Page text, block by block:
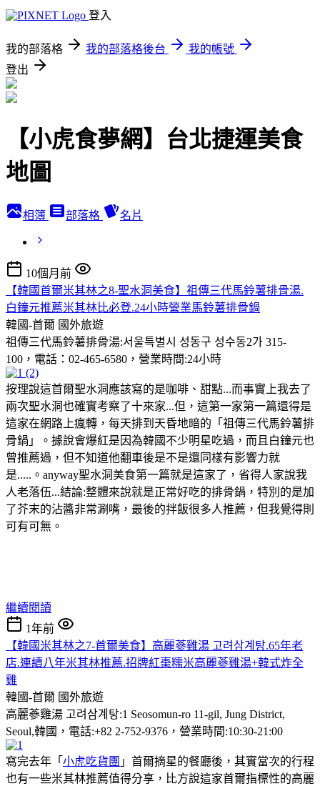
登入
我的部落格 我的部落格後台
我的帳號
登出
【小虎食夢網】台北捷運美食
地圖
相簿 部落格 名片
10個月前
【韓國首爾米其林之8-聖水洞美食】祖傳三代馬鈴薯排骨湯.
白鐘元推薦米其林比必登.24小時營業馬鈴薯排骨鍋
韓國-首爾 國外旅遊
祖傳三代馬鈴薯排骨湯:서울특별시 성동구 성수동2가 315-
100，電話：02-465-6580，營業時間:24小時
按理說這首爾聖水洞應該寫的是咖啡、甜點...而事實上我去了
兩次聖水洞也確實考察了十來家...但，這第一家第一篇還得是
這家在網路上瘋轉，每天排到天昏地暗的「祖傳三代馬鈴薯排
骨鍋」。據說會爆紅是因為韓國不少明星吃過，而且白鐘元也
曾推薦過，但不知道他翻車後是不是還同樣有影響力就
是.....。anyway聖水洞美食第一篇就是這家了，省得人家說我
人老落伍...結論:整體來說就是正常好吃的排骨鍋，特別的是加
了芥末的沾醬非常涮嘴，最後的拌飯很多人推薦，但我覺得則
可有可無。
繼續閱讀
1年前
【韓國米其林之7-首爾美食】高麗蔘雞湯 고려삼계탕.65年老
店.連續八年米其林推薦.招牌紅棗糯米高麗蔘雞湯+韓式炸全
雞
韓國-首爾 國外旅遊
高麗蔘雞湯 고려삼계탕:1 Seosomun-ro 11-gil, Jung District,
Seoul,韓國，電話:+82 2-752-9376，營業時間:10:30-21:00
寫完去年「 小虎吃貨團 」首爾摘星的餐廳後，其實當次的行程
也有一些米其林推薦值得分享，比方說這家首爾指標性的高麗